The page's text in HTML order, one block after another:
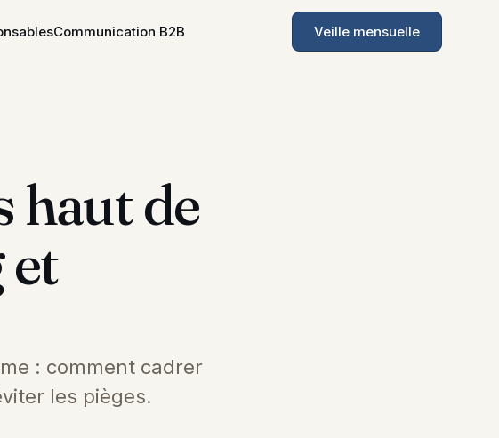
Communication B2B Veille mensuelle
haut de
et
: comment cadrer
les pièges.